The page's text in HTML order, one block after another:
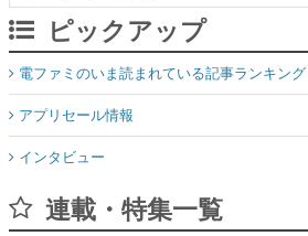
ピックアップ
電ファミのいま読まれている記事ランキング
アプリセール情報
インタビュー
連載・特集一覧